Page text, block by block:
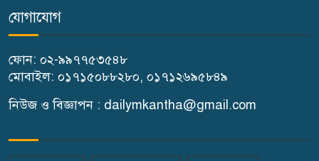
৭
জেলা প্রশাসনের নানা কর্মসূচি
৮
৯
যোগাযোগ
ফোন: ০২-৯৯৭৭৫৩৫৪৮
মোবাইল: ০১৭১৫০৮৮২৮০, ০১৭১২৬৯৫৮৪৯
নিউজ ও বিজ্ঞাপন : dailymkantha@gmail.com